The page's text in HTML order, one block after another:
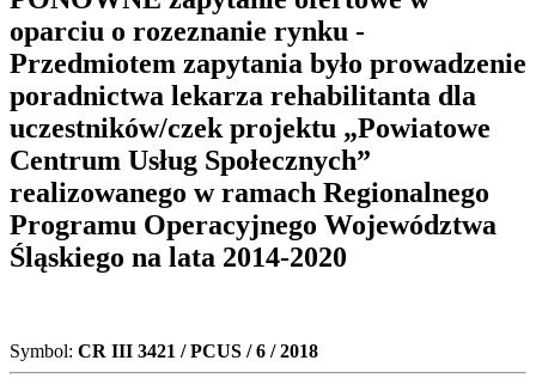
oparciu o rozeznanie rynku -
Przedmiotem zapytania było prowadzenie
poradnictwa lekarza rehabilitanta dla
uczestników/czek projektu „Powiatowe
Centrum Usług Społecznych”
realizowanego w ramach Regionalnego
Programu Operacyjnego Województwa
Śląskiego na lata 2014-2020
Symbol: CR III 3421 / PCUS / 6 / 2018